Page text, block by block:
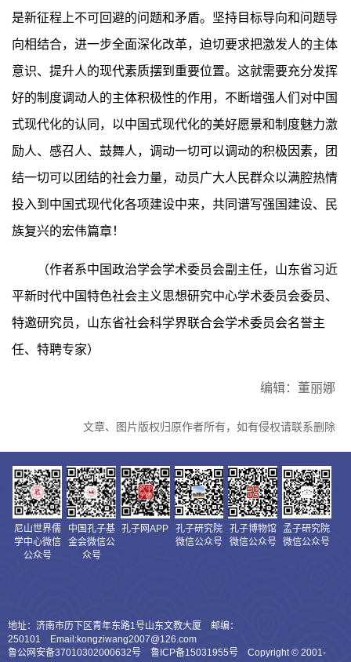
是新征程上不可回避的问题和矛盾。坚持目标导向和问题导
向相结合，进一步全面深化改革，迫切要求把激发人的主体
意识、提升人的现代素质摆到重要位置。这就需要充分发挥
好的制度调动人的主体积极性的作用，不断增强人们对中国
式现代化的认同，以中国式现代化的美好愿景和制度魅力激
励人、感召人、鼓舞人，调动一切可以调动的积极因素，团
结一切可以团结的社会力量，动员广大人民群众以满腔热情
投入到中国式现代化各项建设中来，共同谱写强国建设、民
族复兴的宏伟篇章！
（作者系中国政治学会学术委员会副主任，山东省习近
平新时代中国特色社会主义思想研究中心学术委员会委员、
特邀研究员，山东省社会科学界联合会学术委员会名誉主
任、特聘专家）
编辑：董丽娜
文章、图片版权归原作者所有，如有侵权请联系删除
尼山世界儒
学中心微信
公众号
中国孔子基
金会微信公
众号
孔子网APP
孔子研究院
微信公众号
孔子博物馆
微信公众号
孟子研究院
微信公众号
地址：济南市历下区青年东路1号山东文教大厦 邮编：
250101 Email:kongziwang2007@126.com
鲁公网安备37010302000632号 鲁ICP备15031955号 Copyright © 2001-